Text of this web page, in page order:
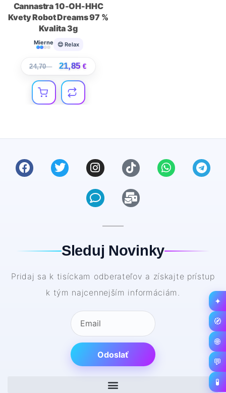
Cannastra 10-OH-HHC
Kvety Robot Dreams 97 %
Kvalita 3g
Mierne 😌 Relax
24,70€ 21,85€
Sleduj Novinky
Pridaj sa k tisíckam odberateľov a získajte prístup
k tým najcennejším informáciám.
Odoslať
✦
🧭
🌐
💬
🧪